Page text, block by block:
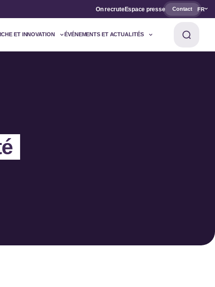
On recruteEspace presse Contact FR
ET INNOVATION ÉVÉNEMENTS ET ACTUALITÉS